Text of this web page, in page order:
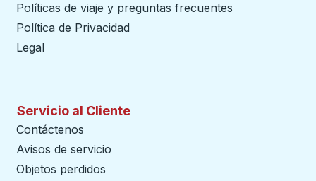
Políticas de viaje y preguntas frecuentes
Política de Privacidad
Legal
Servicio al Cliente
Contáctenos
Avisos de servicio
Objetos perdidos